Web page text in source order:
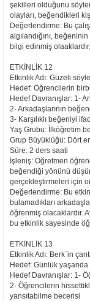
şekilleri olduğunu
olayları, beğendikleri
Değerlendirme: Bu
algılandığını,
bilgi edinmiş olaaklardır.
ETKİNLİK 12
Etkinlik Adı: Güzeli
Hedef: Öğrencilerin
Hedef Davranışlar: 1-
2- Arkadaşlarının
3- Karşılıklı beğeniyi
Yaş Grubu: İlköğretim
Grup Büyüklüğü: Dört
Süre: 2 ders saati
İşleniş: Öğretmen
beğendiği yönünü
gerçekleştirmeleri için
Değerlendirme: Bu
bulamadıkları
öğrenmiş olacaklardır.
bu etkinlik sayesinde
ETKİNLİK 13
Etkinlik Adı: Berk`in
Hedef: Günlük
Hedef Davranışlar: 1-
2- Öğrencilerin
yansıtabilme becerisi